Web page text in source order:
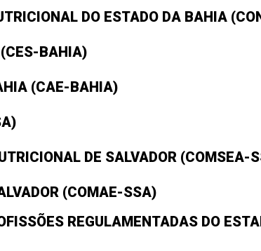
DO ESTADO DA BAHIA
(CES-BAHIA)
(CAE-BAHIA)
DE SALVADOR (COMSEA-
(COMAE-SSA)
REGULAMENTADAS DO